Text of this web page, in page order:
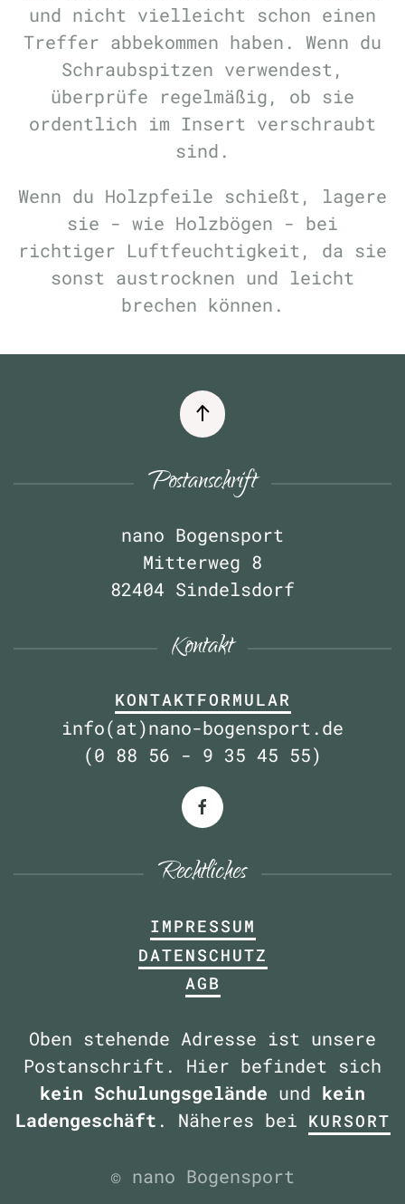
und nicht vielleicht schon einen
Treffer abbekommen haben. Wenn du
Schraubspitzen verwendest,
überprüfe regelmäßig, ob sie
ordentlich im Insert verschraubt
sind.
Wenn du Holzpfeile schießt, lagere
sie - wie Holzbögen - bei
richtiger Luftfeuchtigkeit, da sie
sonst austrocknen und leicht
brechen können.
Postanschrift
nano Bogensport
Mitterweg 8
82404 Sindelsdorf
Kontakt
KONTAKTFORMULAR
info(at)nano-bogensport.de
(0 88 56 - 9 35 45 55)
Rechtliches
IMPRESSUM
DATENSCHUTZ
AGB
Oben stehende Adresse ist unsere
Postanschrift. Hier befindet sich
kein Schulungsgelände und kein
Ladengeschäft . Näheres bei KURSORT
© nano Bogensport